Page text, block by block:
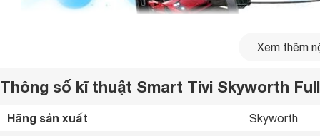
Công nghệ chip xử lý bốn nhân X4
Xem thêm
Thông số kĩ thuật Smart Tivi Skyworth
Hãng sản xuất Skyworth